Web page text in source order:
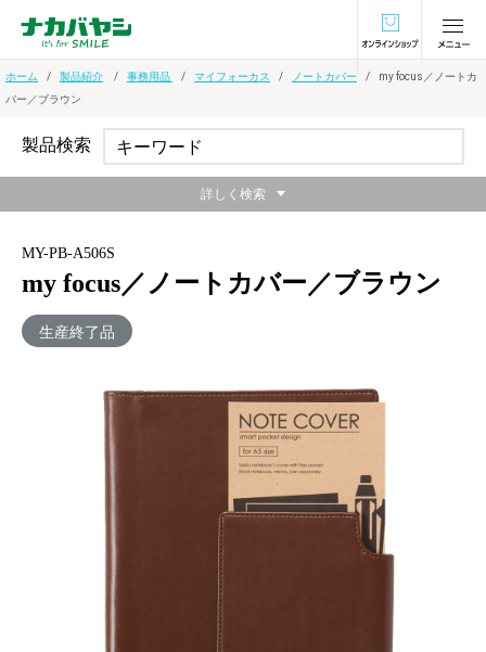
オンラインショ
ホーム 製品紹介 事務用品 マイフォーカス ノートカバー
my focus／ノートカ
バー／ブラウン
MY-PB-A506S
my focus／ノートカバー／ブラウン
生産終了品
フラップポケットが付いたシンプルなデザインの
A5サイズノートカバーです。
メーカー希望小売価格：
+ 税
製品検索
詳しく検索